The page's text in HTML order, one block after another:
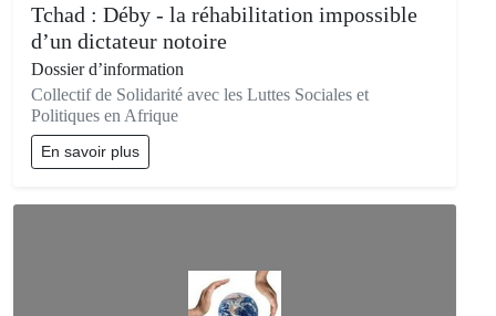
Tchad : Déby - la réhabilitation impossible
d’un dictateur notoire
Dossier d’information
Collectif de Solidarité avec les Luttes Sociales et
Politiques en Afrique
En savoir plus